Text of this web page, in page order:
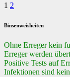
der
1 2
Binsenweisheiten
Ohne Erreger kein
Erreger werden
Positive Tests auf
Infektionen sind